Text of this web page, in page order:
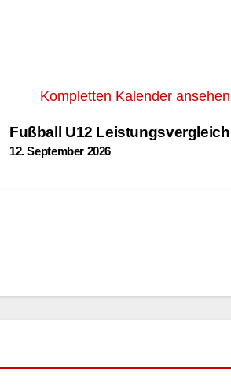
Kompletten Kalender ansehen
Fußball U12 Leistungsvergleich
12. September 2026